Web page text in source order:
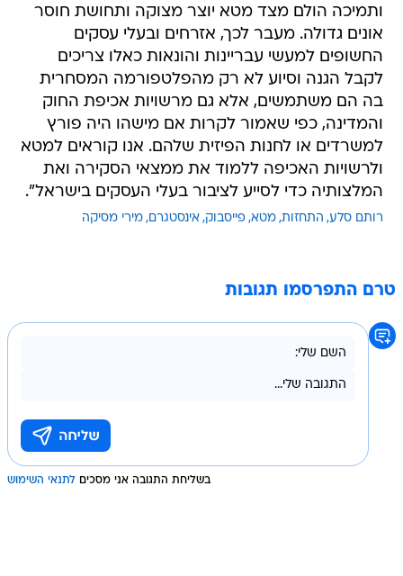
ותמיכה הולם מצד מטא יוצר מצוקה ותחושת חוסר
אונים גדולה. מעבר לכך, אזרחים ובעלי עסקים
החשופים למעשי עבריינות והונאות כאלו צריכים
לקבל הגנה וסיוע לא רק מהפלטפורמה המסחרית
בה הם משתמשים, אלא גם מרשויות אכיפת החוק
והמדינה, כפי שאמור לקרות אם מישהו היה פורץ
למשרדים או לחנות הפיזית שלהם. אנו קוראים למטא
ולרשויות האכיפה ללמוד את ממצאי הסקירה ואת
המלצותיה כדי לסייע לציבור בעלי העסקים בישראל".
רותם סלע התחזות מטא פייסבוק אינסטגרם מירי מסיקה
טרם התפרסמו תגובות
בשליחת התגובה אני מסכים לתנאי השימוש